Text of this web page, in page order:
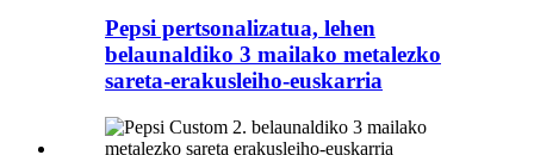
Pepsi pertsonalizatua, lehen
belaunaldiko 3 mailako metalezko
sareta-erakusleiho-euskarria